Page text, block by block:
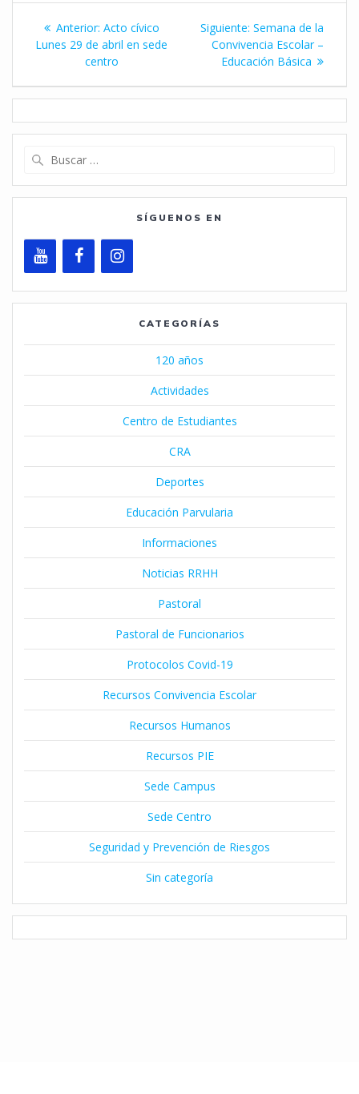
Navegación
de
entradas
Anterior: Entrada
anterior:
Acto cívico
Lunes 29 de abril en sede
centro
Siguiente: Siguiente
entrada:
Semana de la
Convivencia Escolar –
Educación Básica
SÍGUENOS EN
CATEGORÍAS
120 años
Actividades
Centro de Estudiantes
CRA
Deportes
Educación Parvularia
Informaciones
Noticias RRHH
Pastoral
Pastoral de Funcionarios
Protocolos Covid-19
Recursos Convivencia Escolar
Recursos Humanos
Recursos PIE
Sede Campus
Sede Centro
Seguridad y Prevención de Riesgos
Sin categoría